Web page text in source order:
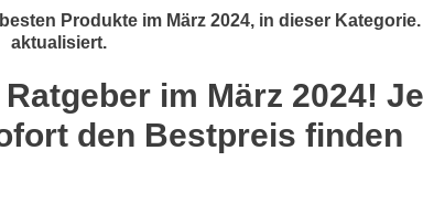
Produkte im März 2024, in dieser
aktualisiert.
im März 2024!
den Bestpreis finden